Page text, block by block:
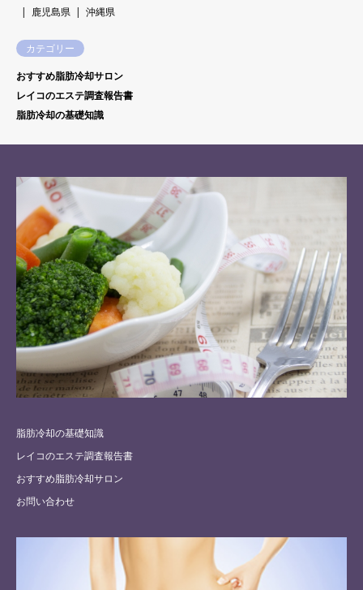
鹿児島県
沖縄県
カテゴリー
おすすめ脂肪冷却サロン
レイコのエステ調査報告書
脂肪冷却の基礎知識
脂肪冷却の基礎知識
レイコのエステ調査報告書
おすすめ脂肪冷却サロン
お問い合わせ